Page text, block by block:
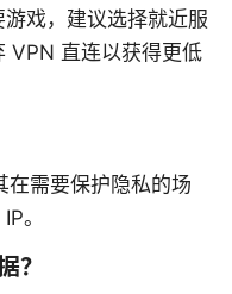
戏，建议选择就近服
VPN 直连以获得更低
需要保护隐私的场
。
？